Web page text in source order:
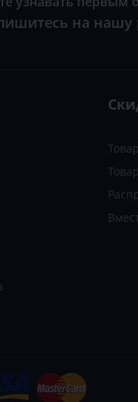
на нашу